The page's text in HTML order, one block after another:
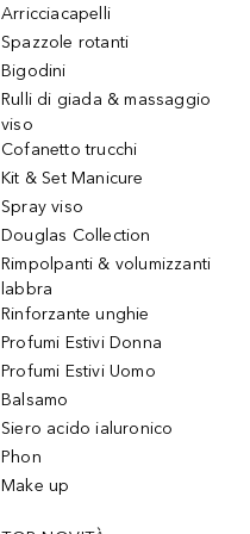
Arricciacapelli
Spazzole rotanti
Bigodini
Rulli di giada & massaggio
viso
Cofanetto trucchi
Kit & Set Manicure
Spray viso
Douglas Collection
Rimpolpanti & volumizzanti
labbra
Rinforzante unghie
Profumi Estivi Donna
Profumi Estivi Uomo
Balsamo
Siero acido ialuronico
Phon
Make up